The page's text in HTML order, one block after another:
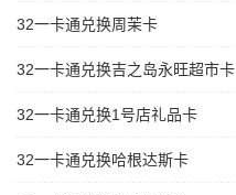
32一卡通兑换周茉卡
32一卡通兑换吉之岛永旺超市卡
32一卡通兑换1号店礼品卡
32一卡通兑换哈根达斯卡